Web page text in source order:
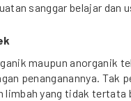
sanggar belajar dan
maupun anorganik
penanganannya. Tak
limbah yang tidak tertata